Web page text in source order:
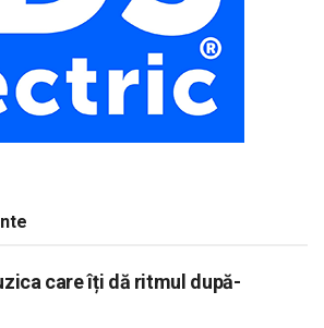
care îți dă ritmul după-